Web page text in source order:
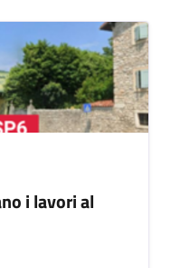
i lavori al